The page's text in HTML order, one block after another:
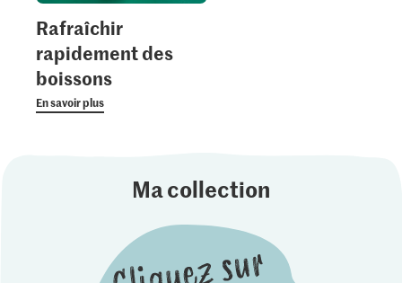
Rafraîchir
rapidement des
boissons
En savoir plus
Ma collection